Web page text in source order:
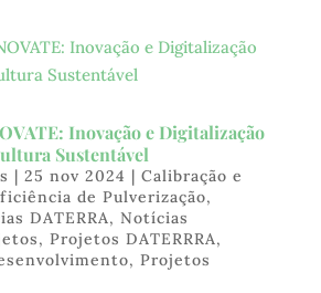
Inovação e Digitalização
Sustentável
| 25 nov 2024 | Calibração e
de Pulverização,
DATERRA, Notícias
, Projetos DATERRRA,
, Projetos